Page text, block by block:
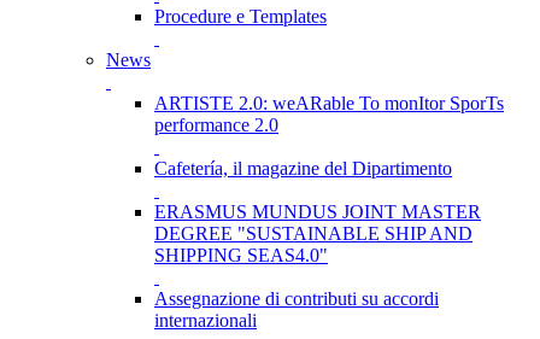
Procedure e Templates
News
ARTISTE 2.0: weARable To monItor SporTs
performance 2.0
Cafetería, il magazine del Dipartimento
ERASMUS MUNDUS JOINT MASTER
DEGREE "SUSTAINABLE SHIP AND
SHIPPING SEAS4.0"
Assegnazione di contributi su accordi
internazionali